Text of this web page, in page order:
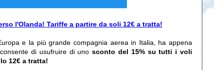
l'Olanda! Tariffe a partire da soli 12€ a tratta!
e la più grande compagnia aerea in Italia, ha appena
di usufruire di unosconto del 15% su tutti i voli
12€ a tratta!